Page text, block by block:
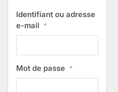
Identifiant ou adresse
e-mail *
Mot de passe *